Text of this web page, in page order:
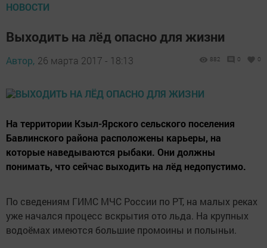
НОВОСТИ
Выходить на лёд опасно для жизни
Автор, 26 марта 2017 - 18:13 882 0 0
На территории Кзыл-Ярского сельского поселения
Бавлинского района расположены карьеры, на
которые наведываются рыбаки. Они должны
понимать, что сейчас выходить на лёд недопустимо.
По сведениям ГИМС МЧС России по РТ, на малых реках
уже начался процесс вскрытия ото льда. На крупных
водоёмах имеются большие промоины и полыньи.